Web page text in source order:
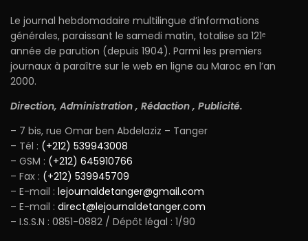
Le journal hebdomadaire multilingue d’informations
générales, paraissant le samedi matin, totalise sa 121ᵉ
année de parution (depuis 1904). Parmi les premiers
journaux à paraître sur le web en ligne au Maroc en l’an
2000.
Direction, Administration , Rédaction , Publicité.
– 7 bis, rue Omar ben Abdelaziz – Tanger
– Tél : (+212) 539943008
– GSM : (+212) 645910766
– Fax : (+212) 539945709
– E-mail : lejournaldetanger@gmail.com
– E-mail : direct@lejournaldetanger.com
– I.S.S.N : 0851-0882 / Dépôt légal : 1/90